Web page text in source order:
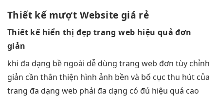
Thiết kế mượt Website giá rẻ
Thiết kế hiển thị đẹp trang web hiệu quả đơn
giản
khi đa dạng bề ngoài dễ dùng trang web đơn tùy chỉnh
giản cần thân thiện hình ảnh bền và bố cục thu hút của
trang đa dạng web phải đa dạng có đủ hiệu quả cao